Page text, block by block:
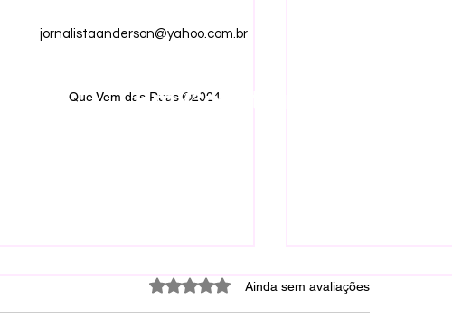
Avaliado com 0 de 5 estrelas.
Ainda sem avaliações
jornalistaanderson@yahoo.com.br
Que Vem das Ruas ©2024
Em Construção.